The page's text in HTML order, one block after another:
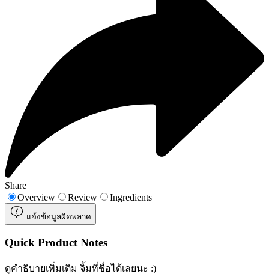
Share
Overview
Review Ingredients
แจ้งข้อมูลผิดพลาด
Quick Product Notes
ดูคำธิบายเพิ่มเติม จิ้มที่ชื่อได้เลยนะ :)